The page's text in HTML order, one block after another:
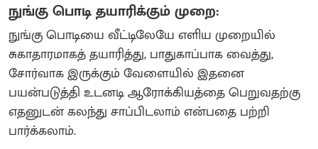
நுங்கு பொடி தயாரிக்கும் முறை:
நுங்கு பொடியை வீட்டிலேயே எளிய முறையில்
சுகாதாரமாகத் தயாரித்து, பாதுகாப்பாக வைத்து,
சோர்வாக இருக்கும் வேளையில் இதனை
பயன்படுத்தி உடனடி ஆரோக்கியத்தை பெறுவதற்கு
எதனுடன் கலந்து சாப்பிடலாம் என்பதை பற்றி
பார்க்கலாம்.